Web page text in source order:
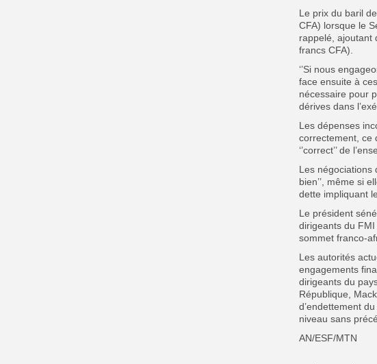
Le prix du baril
CFA) lorsque le
rappelé, ajoutant
francs CFA).
‘’Si nous
face ensuite à
nécessaire pour
dérives dans
Les dépenses
correctement, ce
‘’correct’’ de
Les négociations
bien’’, même si
dette impliquant
Le président
dirigeants du FMI
sommet franco-
Les autorités
engagements
dirigeants du
République,
d’endettement
niveau sans
AN/ESF/MTN